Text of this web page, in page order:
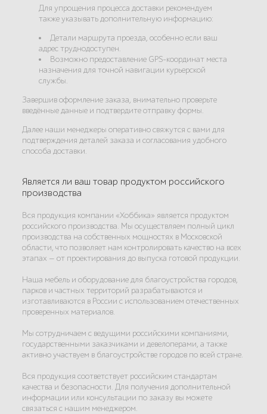
Для упрощения процесса доставки рекомендуем
также указывать дополнительную информацию:
Детали маршрута проезда, особенно если ваш
адрес труднодоступен.
Возможно предоставление GPS-координат места
назначения для точной навигации курьерской
службы.
Завершив оформление заказа, внимательно проверьте
введённые данные и подтвердите отправку формы.
Далее наши менеджеры оперативно свяжутся с вами для
подтверждения деталей заказа и согласования удобного
способа доставки.
Является ли ваш товар продуктом российского
производства
Вся продукция компании «Хоббика» является продуктом
российского производства. Мы осуществляем полный цикл
производства на собственных мощностях в Московской
области, что позволяет нам контролировать качество на всех
этапах — от проектирования до выпуска готовой продукции.
Наша мебель и оборудование для благоустройства городов,
парков и частных территорий разрабатываются и
изготавливаются в России с использованием отечественных
проверенных материалов.
Мы сотрудничаем с ведущими российскими компаниями,
государственными заказчиками и девелоперами, а также
активно участвуем в благоустройстве городов по всей стране.
Вся продукция соответствует российским стандартам
качества и безопасности. Для получения дополнительной
информации или консультации по заказу вы можете
связаться с нашим менеджером.